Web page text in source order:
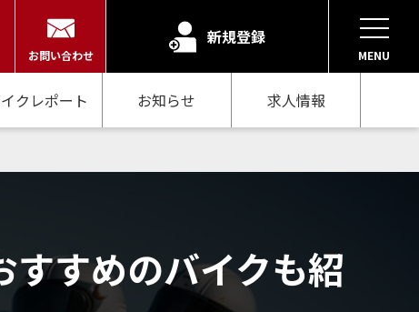
お問い合わせ
新規登録
MENU
クレポート お知らせ 求人情報
すすめのバイクも紹